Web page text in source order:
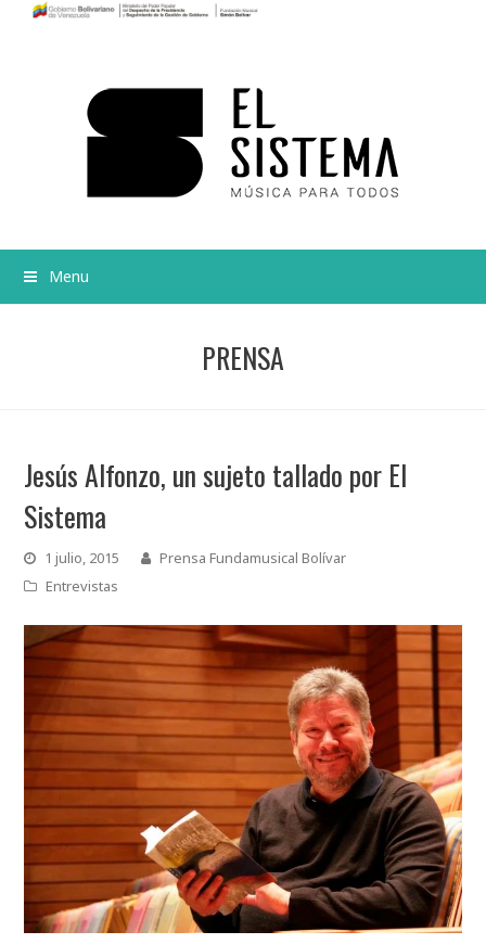
Menu
PRENSA
Jesús Alfonzo, un sujeto tallado por El
Sistema
1 julio, 2015
Prensa Fundamusical Bolívar
Entrevistas